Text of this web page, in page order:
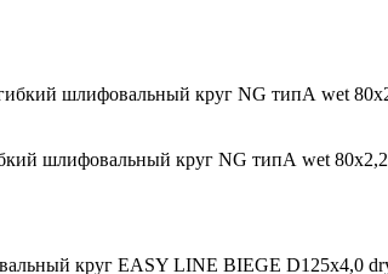
шлифовальный круг NG типА wet